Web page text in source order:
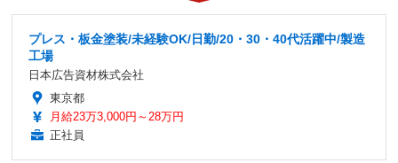
プレス・板金塗装/未経験OK/日勤/20・30・40代活躍中/製造
工場
日本広告資材株式会社
東京都
月給23万3,000円～28万円
正社員